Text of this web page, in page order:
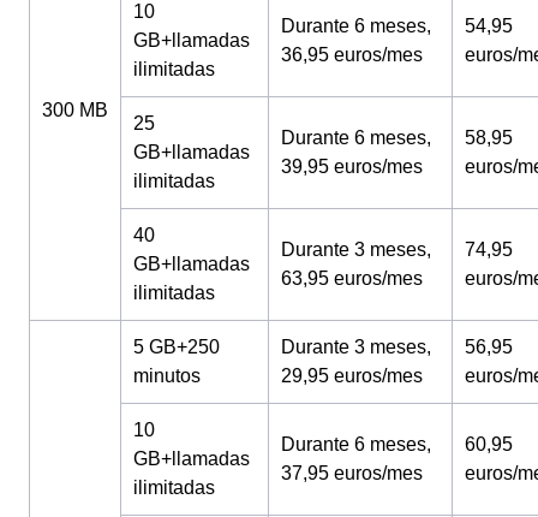
300 MB
10
GB+llamadas
ilimitadas
Durante 6 meses,
36,95 euros/mes
54,95
euros/
25
GB+llamadas
ilimitadas
Durante 6 meses,
39,95 euros/mes
58,95
euros/
40
GB+llamadas
ilimitadas
Durante 3 meses,
63,95 euros/mes
74,95
euros/
5 GB+250
minutos
Durante 3 meses,
29,95 euros/mes
56,95
euros/
10
GB+llamadas
ilimitadas
Durante 6 meses,
37,95 euros/mes
60,95
euros/